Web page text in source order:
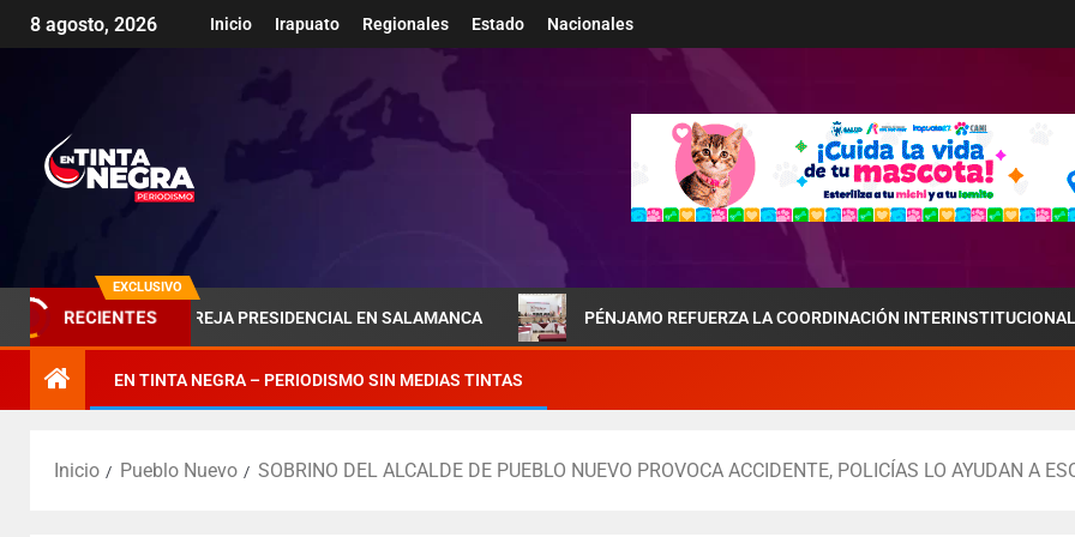
8 agosto, 2026 Inicio Irapuato Regionales Estado Nacionales
EXCLUSIVO
RECIENTES
DE LA PAREJA PRESIDENCIAL EN SALAMANCA PÉNJAMO REFUERZA LA COORDINACIÓN INTERINSTITUCIONAL POR LA
EN TINTA NEGRA – PERIODISMO SIN MEDIAS TINTAS
Inicio Pueblo Nuevo SOBRINO DEL ALCALDE DE PUEBLO NUEVO PROVOCA ACCIDENTE, POLICÍAS LO AYUDAN A